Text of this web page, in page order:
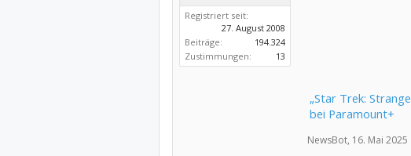
Registriert seit:
27. August 2008
Beiträge:
194.324
Zustimmungen:
13
„Star Trek:
bei Paramount+
NewsBot, 16. Mai 2025